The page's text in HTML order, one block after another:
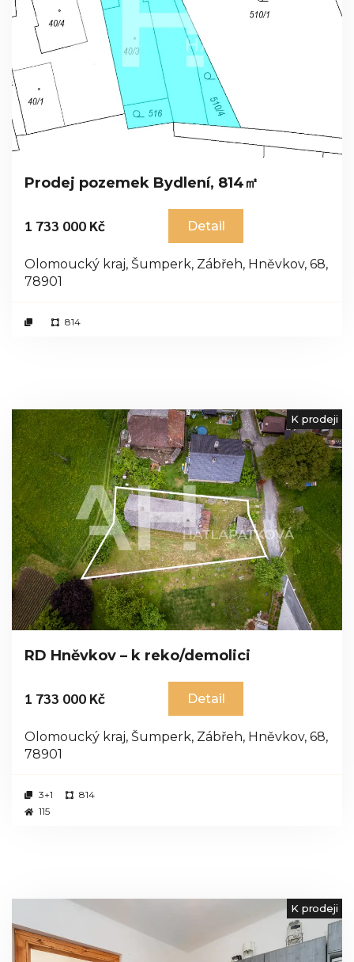
Prodej pozemek Bydlení, 814㎡
1 733 000 Kč Detail
Olomoucký kraj, Šumperk, Zábřeh, Hněvkov, 68,
78901
814
RD Hněvkov – k reko/demolici
1 733 000 Kč Detail
Olomoucký kraj, Šumperk, Zábřeh, Hněvkov, 68,
78901
K prodeji
3+1
814
115
K prodeji